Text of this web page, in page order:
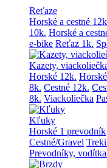
Reťaze
Horské a cestné
10k. Horské a
e-bike Reťaz 1k.
Kazety,
Horské 12k.
8k. Cestné 12k.
8k. Viackoliečka
Kľuky
Horské 1 prevodník
Cestné/Gravel
Prevodníky,